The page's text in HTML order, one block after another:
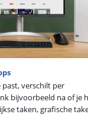
verschilt per
bijvoorbeeld na of je
taken, grafische